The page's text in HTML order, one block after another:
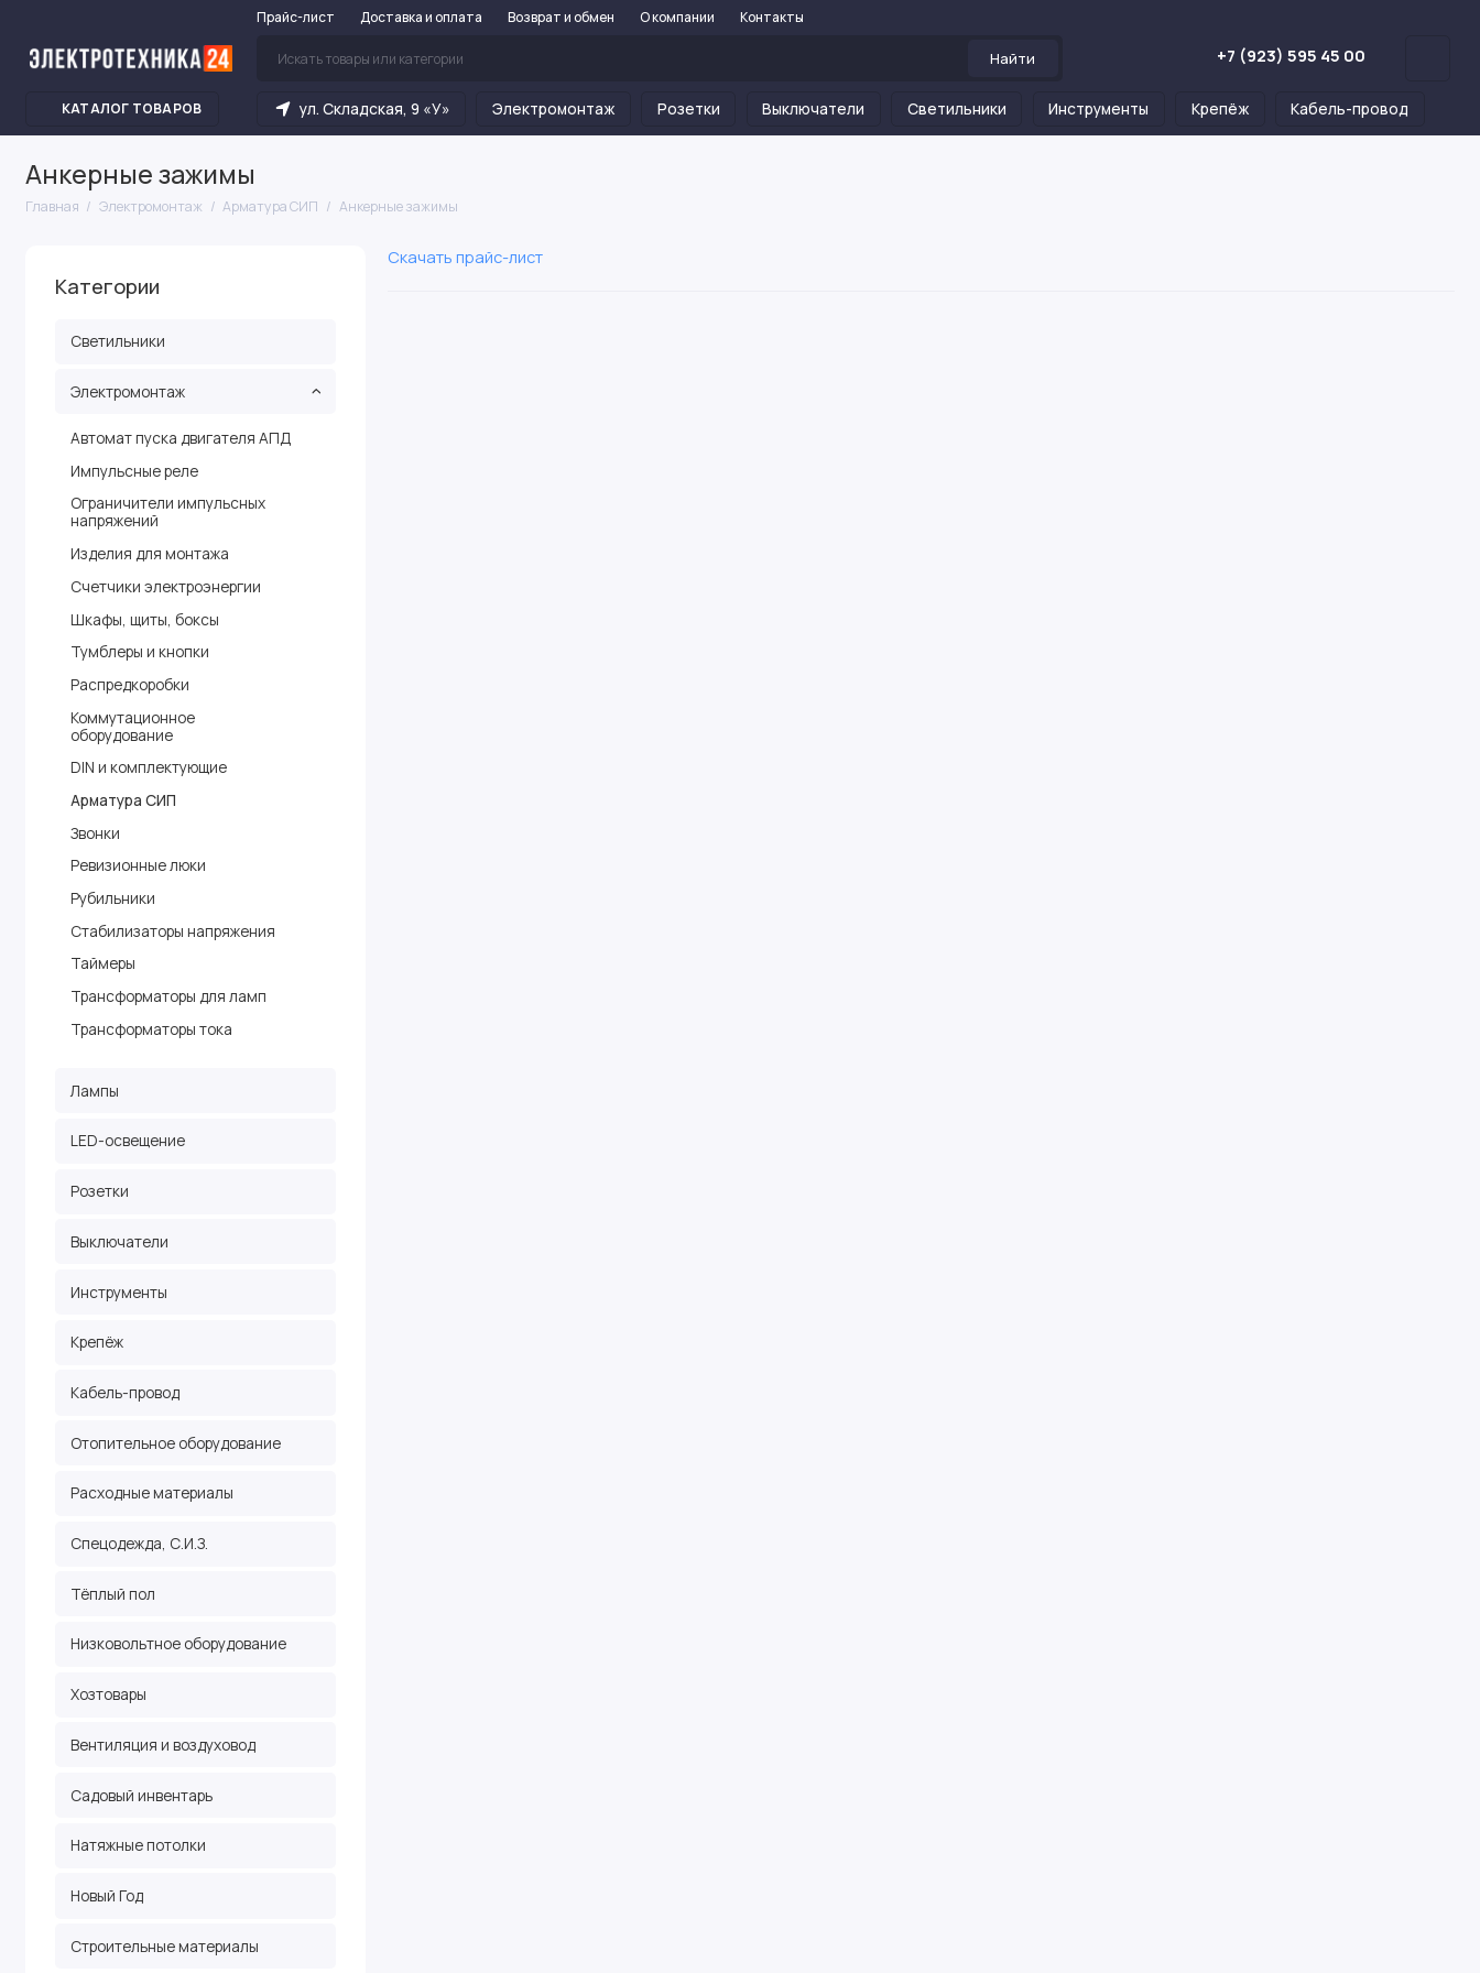
Прайс-лист Доставка и оплата Возврат и обмен О компании Контакты
Найти +7 (923) 595 45 00
КАТАЛОГ ТОВАРОВ ул. Складская, 9 «У» Электромонтаж Розетки Выключатели Светильники Инструменты Крепёж Кабель-провод
Анкерные зажимы
Главная Электромонтаж Арматура СИП Анкерные зажимы
Категории
Светильники
Электромонтаж
Автомат пуска двигателя АПД
Импульсные реле
Ограничители импульсных
напряжений
Изделия для монтажа
Счетчики электроэнергии
Шкафы, щиты, боксы
Тумблеры и кнопки
Распредкоробки
Коммутационное
оборудование
DIN и комплектующие
Арматура СИП
Звонки
Ревизионные люки
Рубильники
Стабилизаторы напряжения
Таймеры
Трансформаторы для ламп
Трансформаторы тока
Лампы
LED-освещение
Розетки
Выключатели
Инструменты
Крепёж
Кабель-провод
Отопительное оборудование
Расходные материалы
Спецодежда, С.И.З.
Тёплый пол
Низковольтное оборудование
Хозтовары
Вентиляция и воздуховод
Садовый инвентарь
Натяжные потолки
Новый Год
Строительные материалы
Скачать прайс-лист